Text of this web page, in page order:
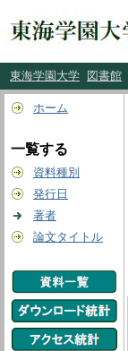
東海学園大学 図書館
ホーム
一覧する
資料種別
発行日
著者
論文タイトル